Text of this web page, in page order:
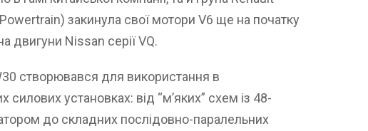
закинула свої мотори V6 ще на початку
двигуни Nissan серії VQ.
створювався для використання в
силових установках: від “м’яких” схем із 48-
до складних послідовно-паралельних